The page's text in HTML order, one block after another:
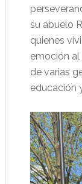
su abuelo
quienes
emoción al
de varias
educación